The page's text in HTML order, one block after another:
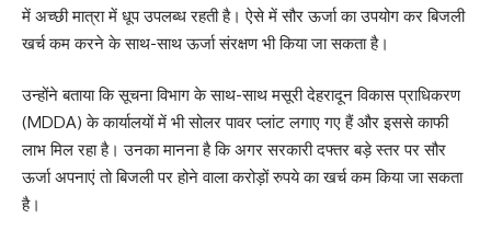
में अच्छी मात्रा में धूप उपलब्ध रहती है। ऐसे में सौर ऊर्जा का उपयोग कर बिजली
खर्च कम करने के साथ-साथ ऊर्जा संरक्षण भी किया जा सकता है।
उन्होंने बताया कि सूचना विभाग के साथ-साथ मसूरी देहरादून विकास प्राधिकरण
(MDDA) के कार्यालयों में भी सोलर पावर प्लांट लगाए गए हैं और इससे काफी
लाभ मिल रहा है। उनका मानना है कि अगर सरकारी दफ्तर बड़े स्तर पर सौर
ऊर्जा अपनाएं तो बिजली पर होने वाला करोड़ों रुपये का खर्च कम किया जा सकता
है।